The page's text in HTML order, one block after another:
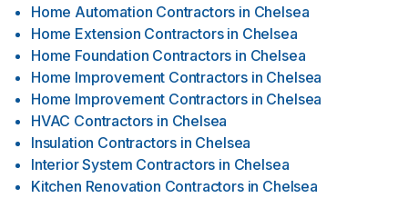
Home Automation Contractors in Chelsea
Home Extension Contractors in Chelsea
Home Foundation Contractors in Chelsea
Home Improvement Contractors in Chelsea
Home Improvement Contractors in Chelsea
HVAC Contractors in Chelsea
Insulation Contractors in Chelsea
Interior System Contractors in Chelsea
Kitchen Renovation Contractors in Chelsea